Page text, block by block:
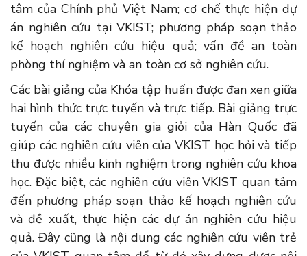
tâm của Chính phủ Việt Nam; cơ chế thực hiện dự
án nghiên cứu tại VKIST; phương pháp soạn thảo
kế hoạch nghiên cứu hiệu quả; vấn đề an toàn
phòng thí nghiệm và an toàn cơ sở nghiên cứu.
Các bài giảng của Khóa tập huấn được đan xen giữa
hai hình thức trực tuyến và trực tiếp. Bài giảng trực
tuyến của các chuyên gia giỏi của Hàn Quốc đã
giúp các nghiên cứu viên của VKIST học hỏi và tiếp
thu được nhiều kinh nghiệm trong nghiên cứu khoa
học. Đặc biệt, các nghiên cứu viên VKIST quan tâm
đến phương pháp soạn thảo kế hoạch nghiên cứu
và đề xuất, thực hiện các dự án nghiên cứu hiệu
quả. Đây cũng là nội dung các nghiên cứu viên trẻ